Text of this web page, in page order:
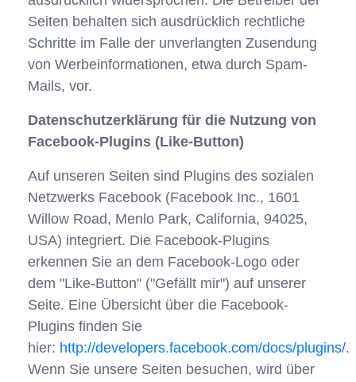
Seiten behalten sich ausdrücklich rechtliche
Schritte im Falle der unverlangten Zusendung
von Werbeinformationen, etwa durch Spam-
Mails, vor.
Datenschutzerklärung für die Nutzung von
Facebook-Plugins (Like-Button)
Auf unseren Seiten sind Plugins des sozialen
Netzwerks Facebook (Facebook Inc., 1601
Willow Road, Menlo Park, California, 94025,
USA) integriert. Die Facebook-Plugins
erkennen Sie an dem Facebook-Logo oder
dem "Like-Button" ("Gefällt mir") auf unserer
Seite. Eine Übersicht über die Facebook-
Plugins finden Sie
hier: http://developers.facebook.com/docs/plugins/.
Wenn Sie unsere Seiten besuchen, wird über